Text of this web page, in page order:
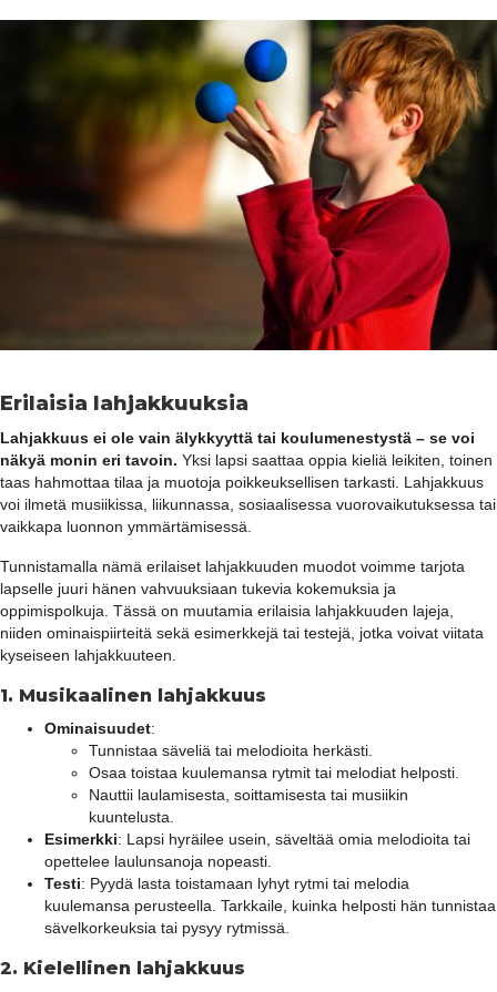
Erilaisia lahjakkuuksia
Lahjakkuus ei ole vain älykkyyttä tai koulumenestystä – se voi
näkyä monin eri tavoin. Yksi lapsi saattaa oppia kieliä leikiten, toinen
taas hahmottaa tilaa ja muotoja poikkeuksellisen tarkasti. Lahjakkuus
voi ilmetä musiikissa, liikunnassa, sosiaalisessa vuorovaikutuksessa tai
vaikkapa luonnon ymmärtämisessä.
Tunnistamalla nämä erilaiset lahjakkuuden muodot voimme tarjota
lapselle juuri hänen vahvuuksiaan tukevia kokemuksia ja
oppimispolkuja. Tässä on muutamia erilaisia lahjakkuuden lajeja,
niiden ominaispiirteitä sekä esimerkkejä tai testejä, jotka voivat viitata
kyseiseen lahjakkuuteen.
1. Musikaalinen lahjakkuus
Ominaisuudet:
Tunnistaa säveliä tai melodioita herkästi.
Osaa toistaa kuulemansa rytmit tai melodiat helposti.
Nauttii laulamisesta, soittamisesta tai musiikin
kuuntelusta.
Esimerkki: Lapsi hyräilee usein, säveltää omia melodioita tai
opettelee laulunsanoja nopeasti.
Testi: Pyydä lasta toistamaan lyhyt rytmi tai melodia
kuulemansa perusteella. Tarkkaile, kuinka helposti hän tunnistaa
sävelkorkeuksia tai pysyy rytmissä.
2. Kielellinen lahjakkuus